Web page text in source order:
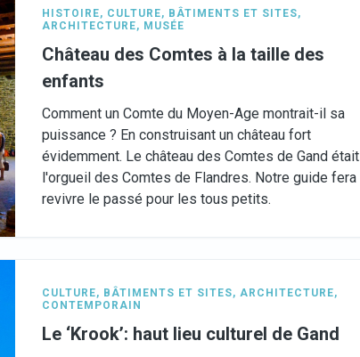
HISTOIRE, CULTURE, BÂTIMENTS ET SITES,
ARCHITECTURE, MUSÉE
Château des Comtes à la taille des
enfants
Comment un Comte du Moyen-Age montrait-il sa
puissance ? En construisant un château fort
évidemment. Le château des Comtes de Gand était
l'orgueil des Comtes de Flandres. Notre guide fera
revivre le passé pour les tous petits.
CULTURE, BÂTIMENTS ET SITES, ARCHITECTURE,
CONTEMPORAIN
Le ‘Krook’: haut lieu culturel de Gand